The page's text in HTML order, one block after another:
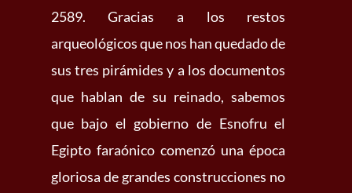
2589. Gracias a los restos
arqueológicos que nos han quedado de
sus tres pirámides y a los documentos
que hablan de su reinado, sabemos
que bajo el gobierno de Esnofru el
Egipto faraónico comenzó una época
gloriosa de grandes construcciones no